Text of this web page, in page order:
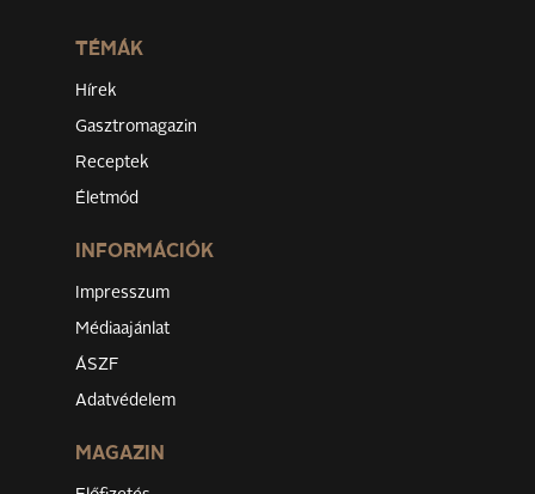
TÉMÁK
Hírek
Gasztromagazin
Receptek
Életmód
INFORMÁCIÓK
Impresszum
Médiaajánlat
ÁSZF
Adatvédelem
MAGAZIN